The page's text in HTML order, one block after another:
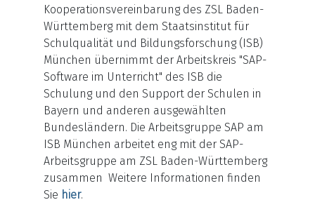
Kooperationsvereinbarung des ZSL Baden-
Württemberg mit dem Staatsinstitut für
Schulqualität und Bildungsforschung (ISB)
München übernimmt der Arbeitskreis "SAP-
Software im Unterricht" des ISB die
Schulung und den Support der Schulen in
Bayern und anderen ausgewählten
Bundesländern. Die Arbeitsgruppe SAP am
ISB München arbeitet eng mit der SAP-
Arbeitsgruppe am ZSL Baden-Württemberg
zusammen Weitere Informationen finden
Sie hier.